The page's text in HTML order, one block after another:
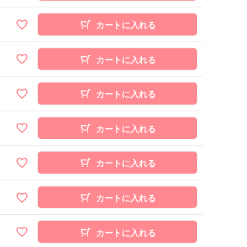
カートに入れる
カートに入れる
カートに入れる
カートに入れる
カートに入れる
カートに入れる
カートに入れる